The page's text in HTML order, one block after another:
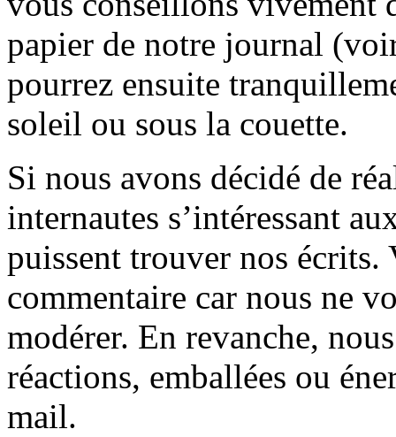
papier de notre journal
pourrez ensuite
soleil ou sous la couette.
Si nous avons décidé de
internautes s’intéressant
puissent trouver nos écrits.
commentaire car nous ne
modérer. En revanche,
réactions, emballées ou
mail.